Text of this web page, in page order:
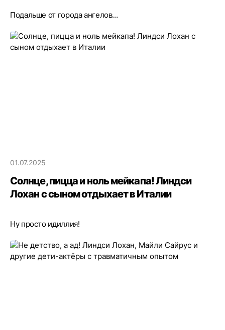
Подальше от города ангелов…
01.07.2025
Солнце, пицца и ноль мейкапа! Линдси
Лохан с сыном отдыхает в Италии
Ну просто идиллия!